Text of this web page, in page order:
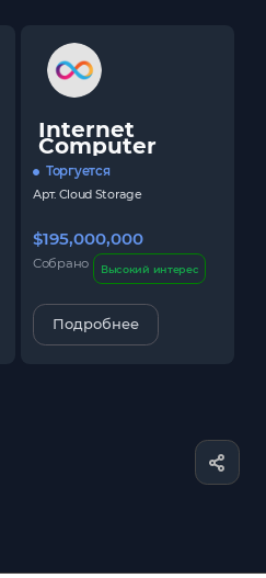
Internet
Computer
Торгуется
Арт. Cloud Storage
$195,000,000
Собрано Высокий интерес
Подробнее